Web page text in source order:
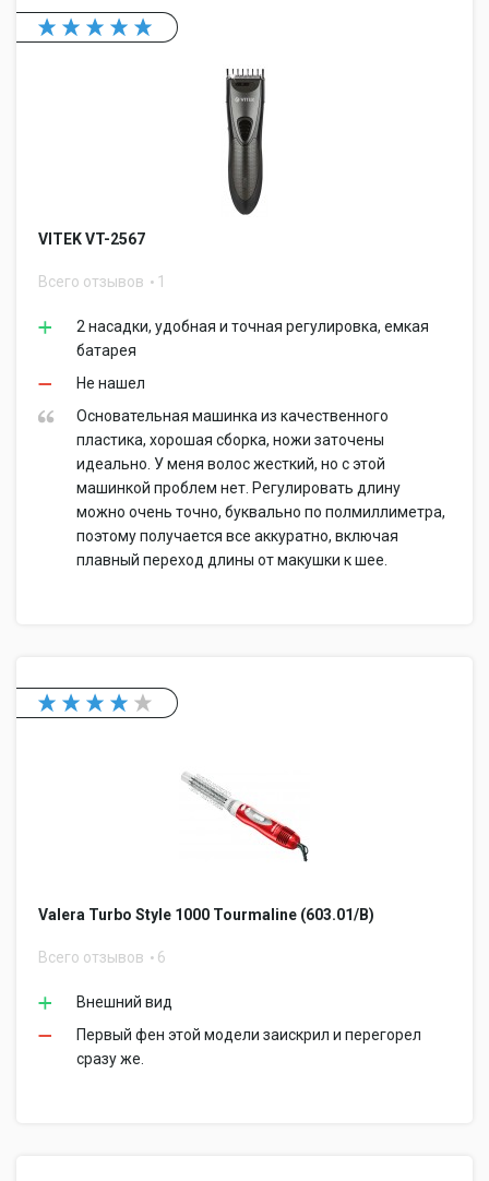
VITEK VT-2567
Всего отзывов 1
2 насадки, удобная и точная регулировка, емкая
батарея
Не нашел
Основательная машинка из качественного
пластика, хорошая сборка, ножи заточены
идеально. У меня волос жесткий, но с этой
машинкой проблем нет. Регулировать длину
можно очень точно, буквально по полмиллиметра,
поэтому получается все аккуратно, включая
плавный переход длины от макушки к шее.
Valera Turbo Style 1000 Tourmaline (603.01/B)
Всего отзывов 6
Внешний вид
Первый фен этой модели заискрил и перегорел
сразу же.